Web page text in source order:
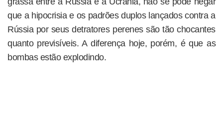
que a hipocrisia e os padrões duplos lançados contra a
Rússia por seus detratores perenes são tão chocantes
quanto previsíveis. A diferença hoje, porém, é que as
bombas estão explodindo.